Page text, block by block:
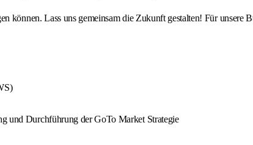
können. Lass uns gemeinsam die Zukunft gestalten! Für unsere
und Durchführung der GoTo Market Strategie